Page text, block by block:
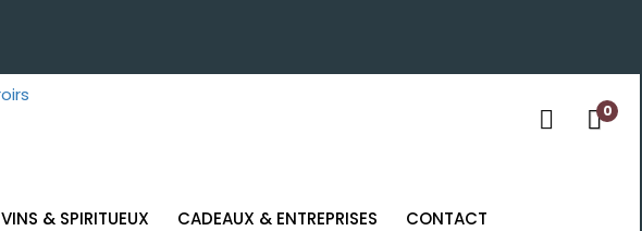
0
VINS & SPIRITUEUX CADEAUX & ENTREPRISES CONTACT